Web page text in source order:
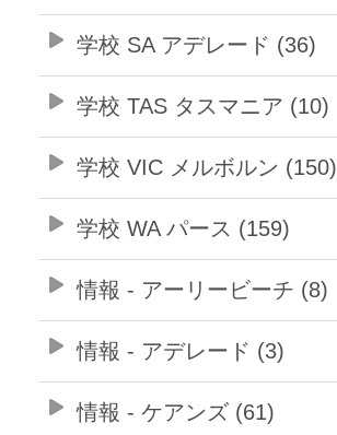
学校 SA アデレード (36)
学校 TAS タスマニア (10)
学校 VIC メルボルン (150)
学校 WA パース (159)
情報 - アーリービーチ (8)
情報 - アデレード (3)
情報 - ケアンズ (61)